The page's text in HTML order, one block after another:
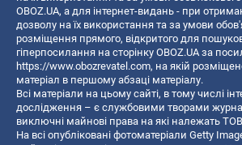
OBOZ.UA, а для інтернет-видань - при
дозволу на їх використання та за умови
розміщення прямого, відкритого для
гіперпосилання на сторінку OBOZ.UA за
https://www.obozrevatel.com, на якій
матеріал в першому абзаці матеріалу.
Всі матеріали на цьому сайті, в тому числі
дослідження – є службовими творами
виключні майнові права на які належать
На всі опубліковані фотоматеріали Getty